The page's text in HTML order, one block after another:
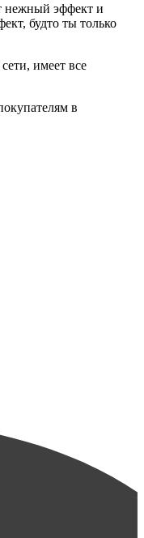
нежный эффект и
будто ты только
имеет все
в